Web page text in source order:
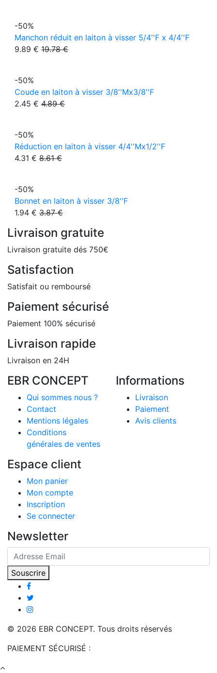
-50%
Manchon réduit en laiton à visser 5/4''F x 4/4''F
9.89 € 19.78 €
-50%
Coude en laiton à visser 3/8''Mx3/8''F
2.45 € 4.89 €
-50%
Réduction en laiton à visser 4/4''Mx1/2''F
4.31 € 8.61 €
-50%
Bonnet en laiton à visser 3/8''F
1.94 € 3.87 €
Livraison gratuite
Livraison gratuite dés 750€
Satisfaction
Satisfait ou remboursé
Paiement sécurisé
Paiement 100% sécurisé
Livraison rapide
Livraison en 24H
EBR CONCEPT
Qui sommes nous ?
Contact
Mentions légales
Conditions
générales de ventes
Informations
Livraison
Paiement
Avis clients
Espace client
Mon panier
Mon compte
Inscription
Se connecter
Newsletter
Souscrire
© 2026 EBR CONCEPT. Tous droits réservés
PAIEMENT SÉCURISÉ :